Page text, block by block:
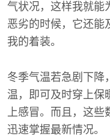
气状况，这样我就能
恶劣的时候，它还能
我的着装。
冬季气温若急剧下降
温，即可及时穿上保
上感冒。而且，这些
迅速掌握最新情况。